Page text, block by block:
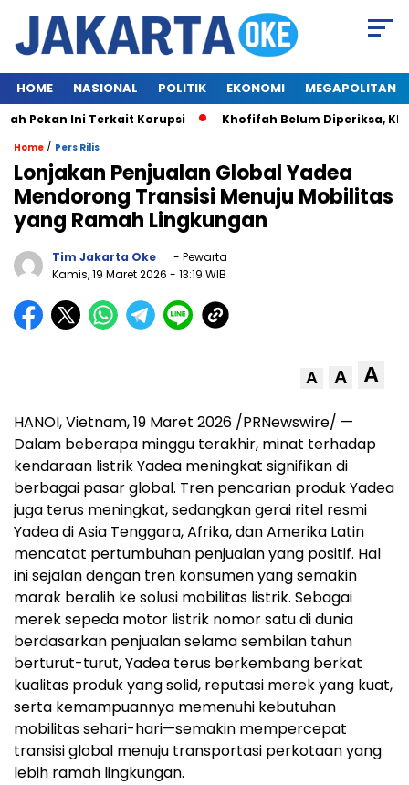
HOME NASIONAL POLITIK EKONOMI MEGAPOLITAN
Pekan Ini Terkait Korupsi Khofifah Belum Diperiksa, KPK
Home / Pers Rilis
Lonjakan Penjualan Global Yadea
Mendorong Transisi Menuju Mobilitas
yang Ramah Lingkungan
Tim Jakarta Oke
- Pewarta
Kamis, 19 Maret 2026 - 13:19 WIB
A A A
HANOI, Vietnam, 19 Maret 2026 /PRNewswire/ —
Dalam beberapa minggu terakhir, minat terhadap
kendaraan listrik Yadea meningkat signifikan di
berbagai pasar global. Tren pencarian produk Yadea
juga terus meningkat, sedangkan gerai ritel resmi
Yadea di Asia Tenggara, Afrika, dan Amerika Latin
mencatat pertumbuhan penjualan yang positif. Hal
ini sejalan dengan tren konsumen yang semakin
marak beralih ke solusi mobilitas listrik. Sebagai
merek sepeda motor listrik nomor satu di dunia
berdasarkan penjualan selama sembilan tahun
berturut-turut, Yadea terus berkembang berkat
kualitas produk yang solid, reputasi merek yang kuat,
serta kemampuannya memenuhi kebutuhan
mobilitas sehari-hari—semakin mempercepat
transisi global menuju transportasi perkotaan yang
lebih ramah lingkungan.